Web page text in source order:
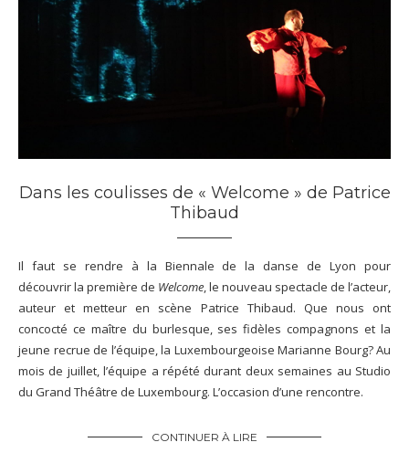
Dans les coulisses de « Welcome » de Patrice
Thibaud
Il faut se rendre à la Biennale de la danse de Lyon pour
découvrir la première de Welcome, le nouveau spectacle de l’acteur,
auteur et metteur en scène Patrice Thibaud. Que nous ont
concocté ce maître du burlesque, ses fidèles compagnons et la
jeune recrue de l’équipe, la Luxembourgeoise Marianne Bourg? Au
mois de juillet, l’équipe a répété durant deux semaines au Studio
du Grand Théâtre de Luxembourg. L’occasion d’une rencontre.
CONTINUER À LIRE